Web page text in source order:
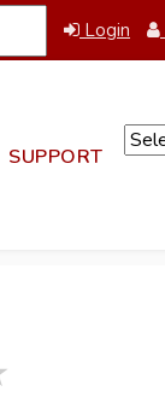
Login
SUPPORT